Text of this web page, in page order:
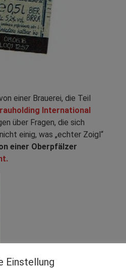
einer Brauerei, die Teil
International
über Fragen, die sich
einig, was „echter Zoigl“
einer Oberpfälzer
Einstellung